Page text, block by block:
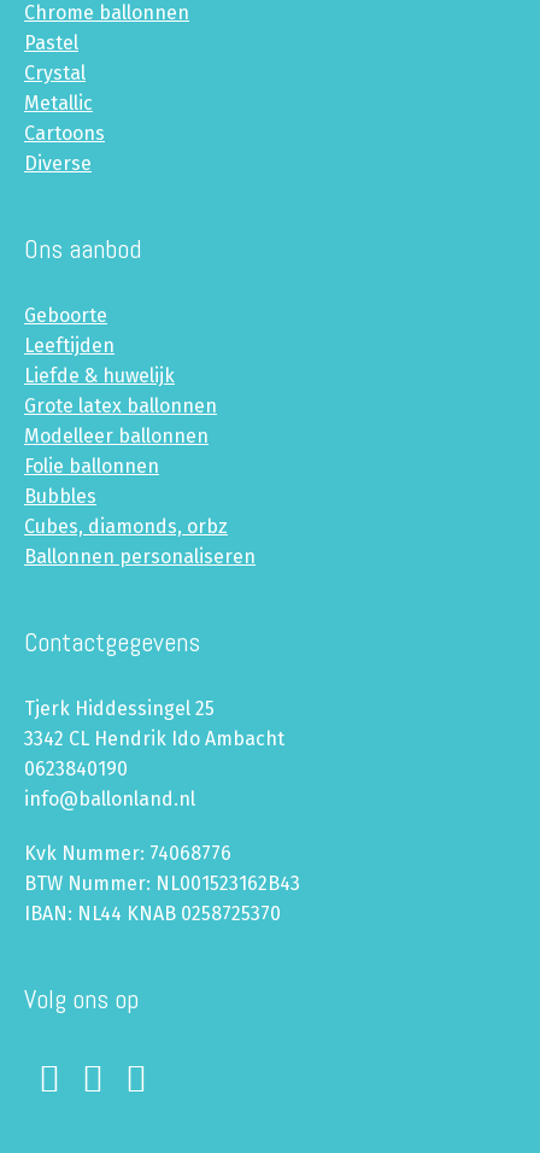
Chrome ballonnen
Pastel
Crystal
Metallic
Cartoons
Diverse
Ons aanbod
Geboorte
Leeftijden
Liefde & huwelijk
Grote latex ballonnen
Modelleer ballonnen
Folie ballonnen
Bubbles
Cubes, diamonds, orbz
Ballonnen personaliseren
Contactgegevens
Tjerk Hiddessingel 25
3342 CL Hendrik Ido Ambacht
0623840190
info@ballonland.nl
Kvk Nummer: 74068776
BTW Nummer: NL001523162B43
IBAN: NL44 KNAB 0258725370
Volg ons op